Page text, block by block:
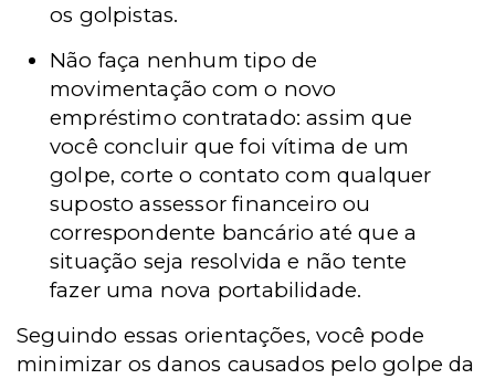
os golpistas.
Não faça nenhum tipo de
movimentação com o novo
empréstimo contratado: assim que
você concluir que foi vítima de um
golpe, corte o contato com qualquer
suposto assessor financeiro ou
correspondente bancário até que a
situação seja resolvida e não tente
fazer uma nova portabilidade.
Seguindo essas orientações, você pode
minimizar os danos causados pelo golpe da